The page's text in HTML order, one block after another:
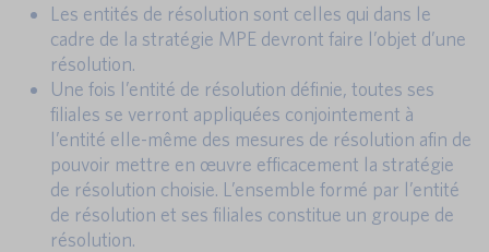
Les entités de résolution sont celles qui dans le
cadre de la stratégie MPE devront faire l’objet d’une
résolution.
Une fois l’entité de résolution définie, toutes ses
filiales se verront appliquées conjointement à
l’entité elle-même des mesures de résolution afin de
pouvoir mettre en œuvre efficacement la stratégie
de résolution choisie. L’ensemble formé par l’entité
de résolution et ses filiales constitue un groupe de
résolution.